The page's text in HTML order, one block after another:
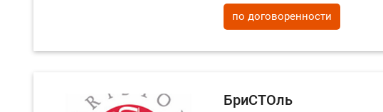
по договоренности
БриСТОль